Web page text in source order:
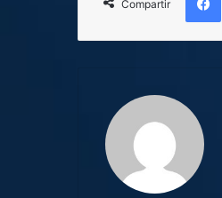
Compartir